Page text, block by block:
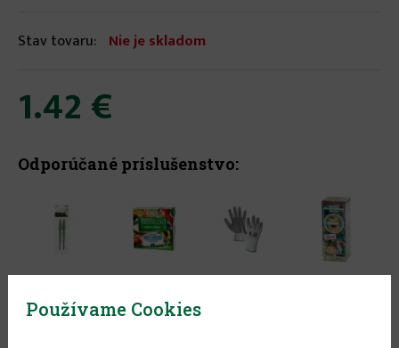
Stav tovaru: Nie je skladom
1.42 €
Odporúčané príslušenstvo:
Používame Cookies